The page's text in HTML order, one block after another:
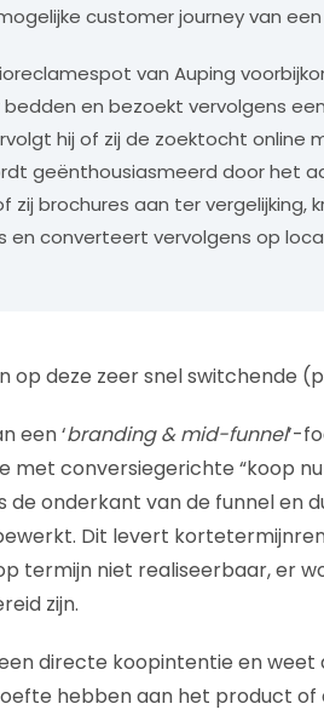
customer journey van
van Auping
en bezoekt vervolgens
hij of zij de zoektocht online
geënthousiasmeerd door het
zij brochures aan ter vergelijking,
converteert vervolgens op
op deze zeer snel switchende
een ‘branding & mid-funnel’-
conversiegerichte “koop
onderkant van de funnel en
Dit levert
termijn niet realiseerbaar, er
zijn.
directe koopintentie en weet
hebben aan het product of